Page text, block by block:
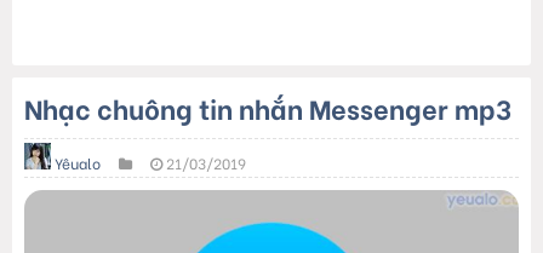
Nhạc chuông tin nhắn Messenger mp3
Yêualo 21/03/2019